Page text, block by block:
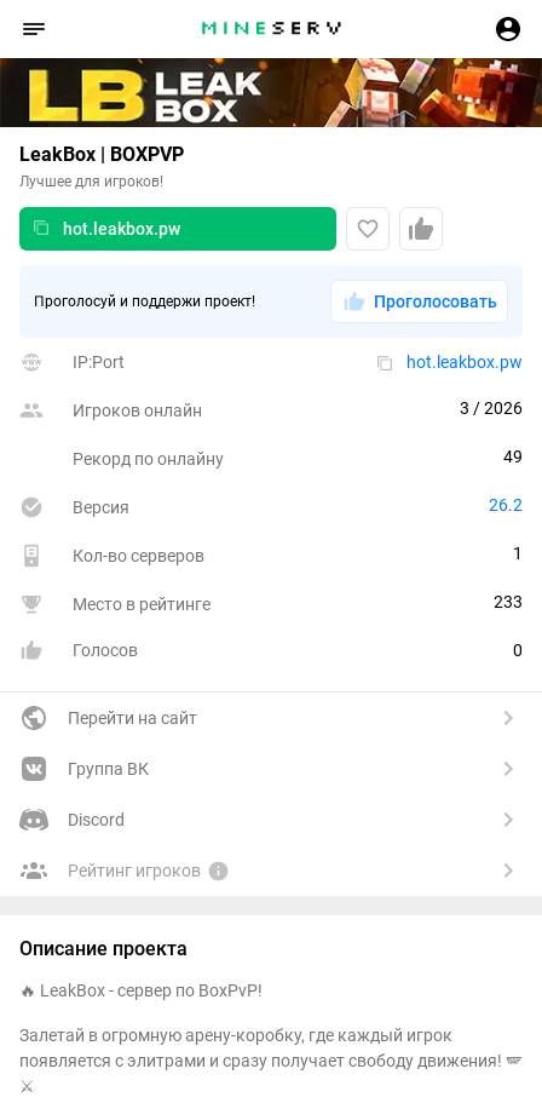
LeakBox | BOXPVP
Лучшее для игроков!
hot.leakbox.pw
Проголосуй и поддержи проект! Проголосовать
IP:Port hot.leakbox.pw
Игроков онлайн 3 / 2026
Рекорд по онлайну 49
Версия 26.2
Кол-во серверов 1
Место в рейтинге 233
Голосов 0
Перейти на сайт
Группа ВК
Discord
Рейтинг игроков
Описание проекта
🔥 LeakBox - сервер по BoxPvP!
Залетай в огромную арену-коробку, где каждый игрок
появляется с элитрами и сразу получает свободу движения! 🪽
⚔️